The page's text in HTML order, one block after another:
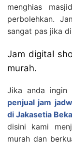
menghias
perbolehkan.
sangat pas jika
Jam digital
murah.
Jika anda ingin
penjual jam
di Jakasetia
disini kami
murah dan